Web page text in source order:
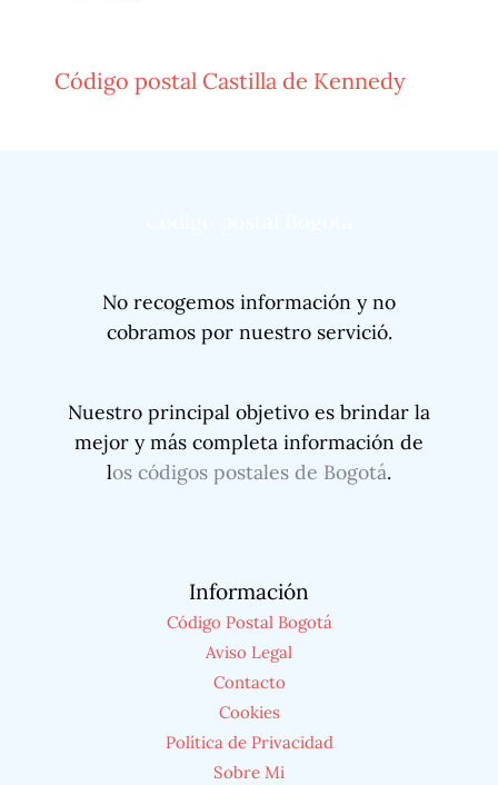
Código postal Castilla de Kennedy
No recogemos información y no
cobramos por nuestro servició.
Nuestro principal objetivo es brindar la
mejor y más completa información de
los códigos postales de Bogotá.
Información
Código Postal Bogotá
Aviso Legal
Contacto
Cookies
Política de Privacidad
Sobre Mi